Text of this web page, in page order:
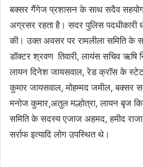
बक्सर गैंगेज प्रशासन के साथ सदैव
अग्रसर रहता है। सदर पुलिस पदधीकारी
की। उक्त अवसर पर रामलीला समिति के
डॉक्टर श्रवण तिवारी, लायंस सचिव
लायन दिनेश जायसवाल, रेड क्रॉस के स्टेट
कुमार जायसवाल, मोहम्मद जमील, बक्सर
मनोज कुमार,अतुल मल्होत्रा, लायन बृज
समिति के सदस्य एजाज अहमद, हमीद
सर्राफ इत्यादि लोग उपस्थित थे।